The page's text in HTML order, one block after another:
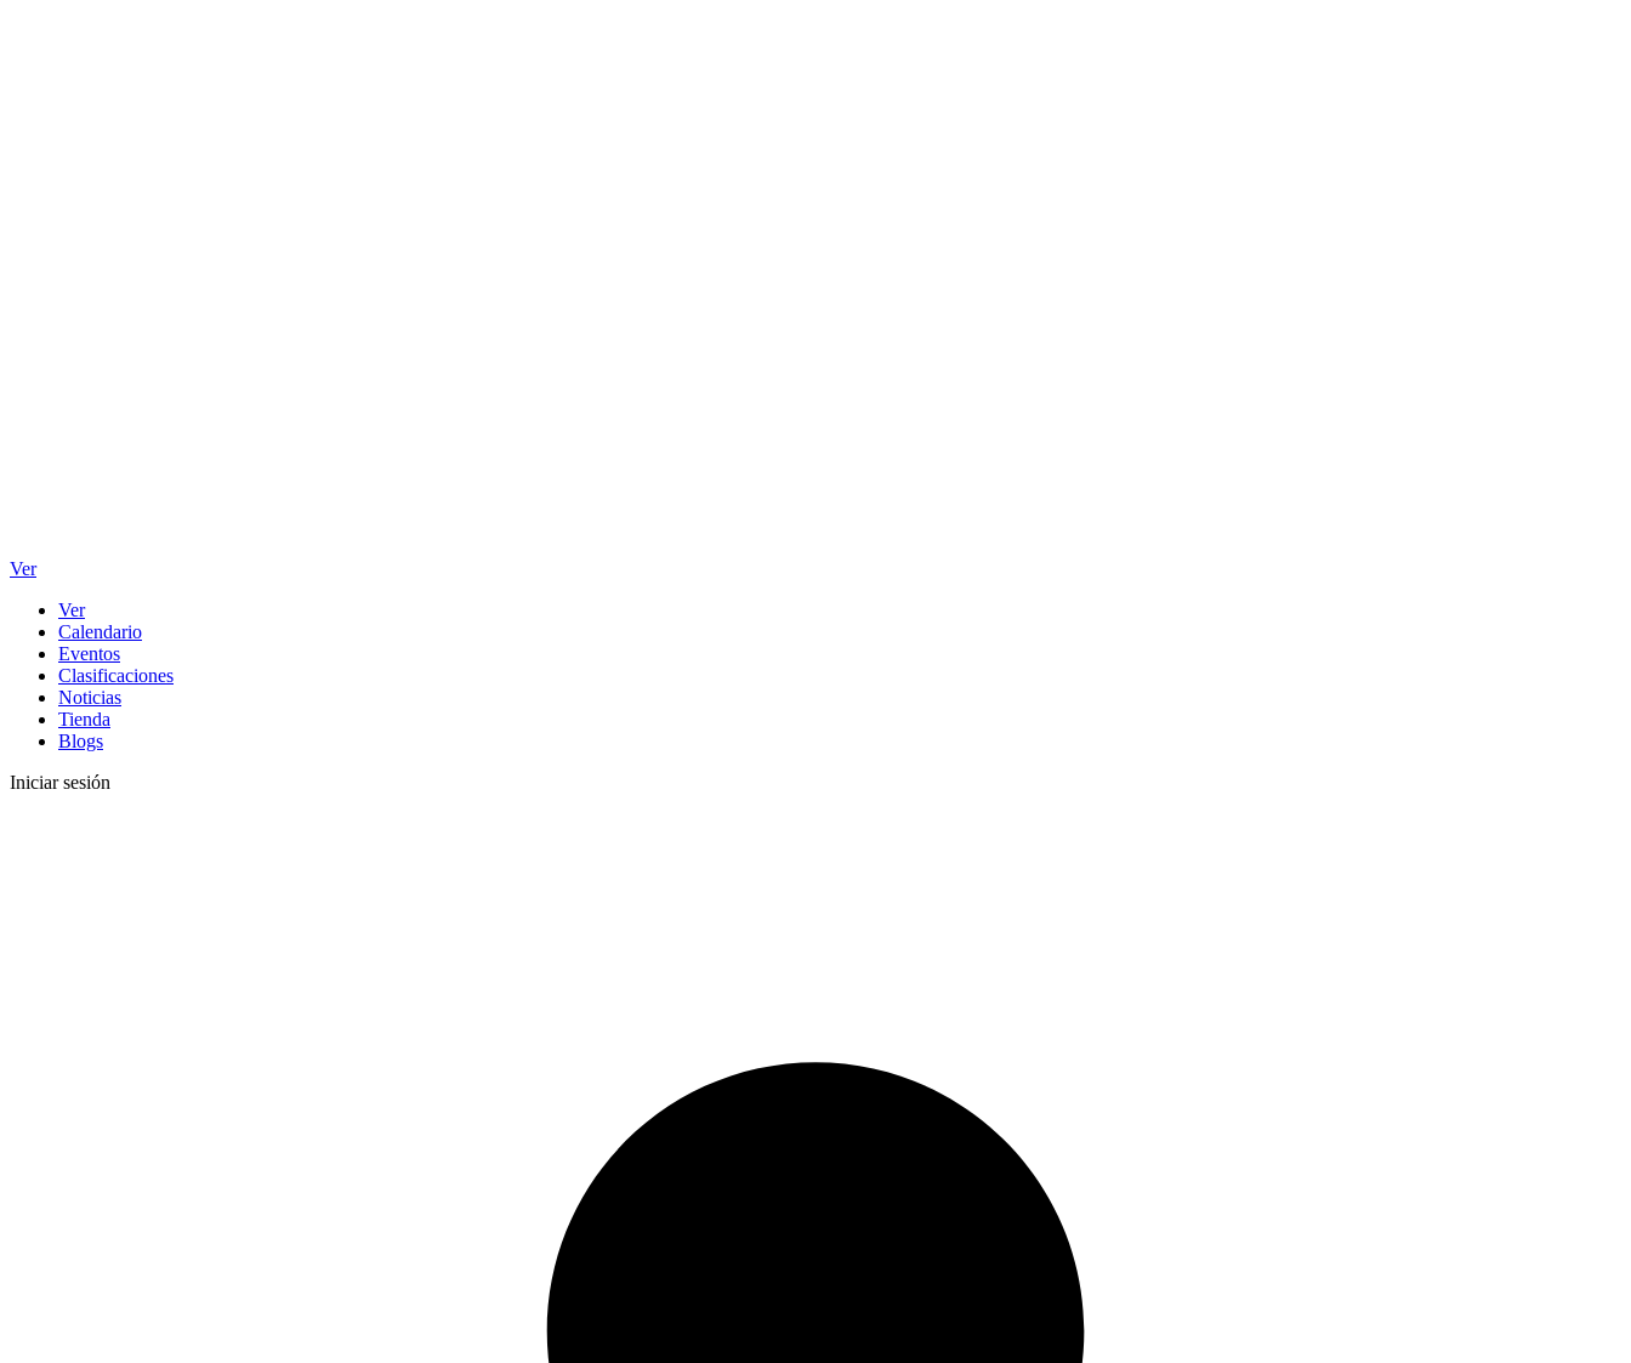
Ver
Ver
Calendario
Eventos
Clasificaciones
Noticias
Tienda
Blogs
Iniciar sesión